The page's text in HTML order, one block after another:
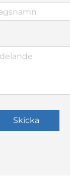
Skicka